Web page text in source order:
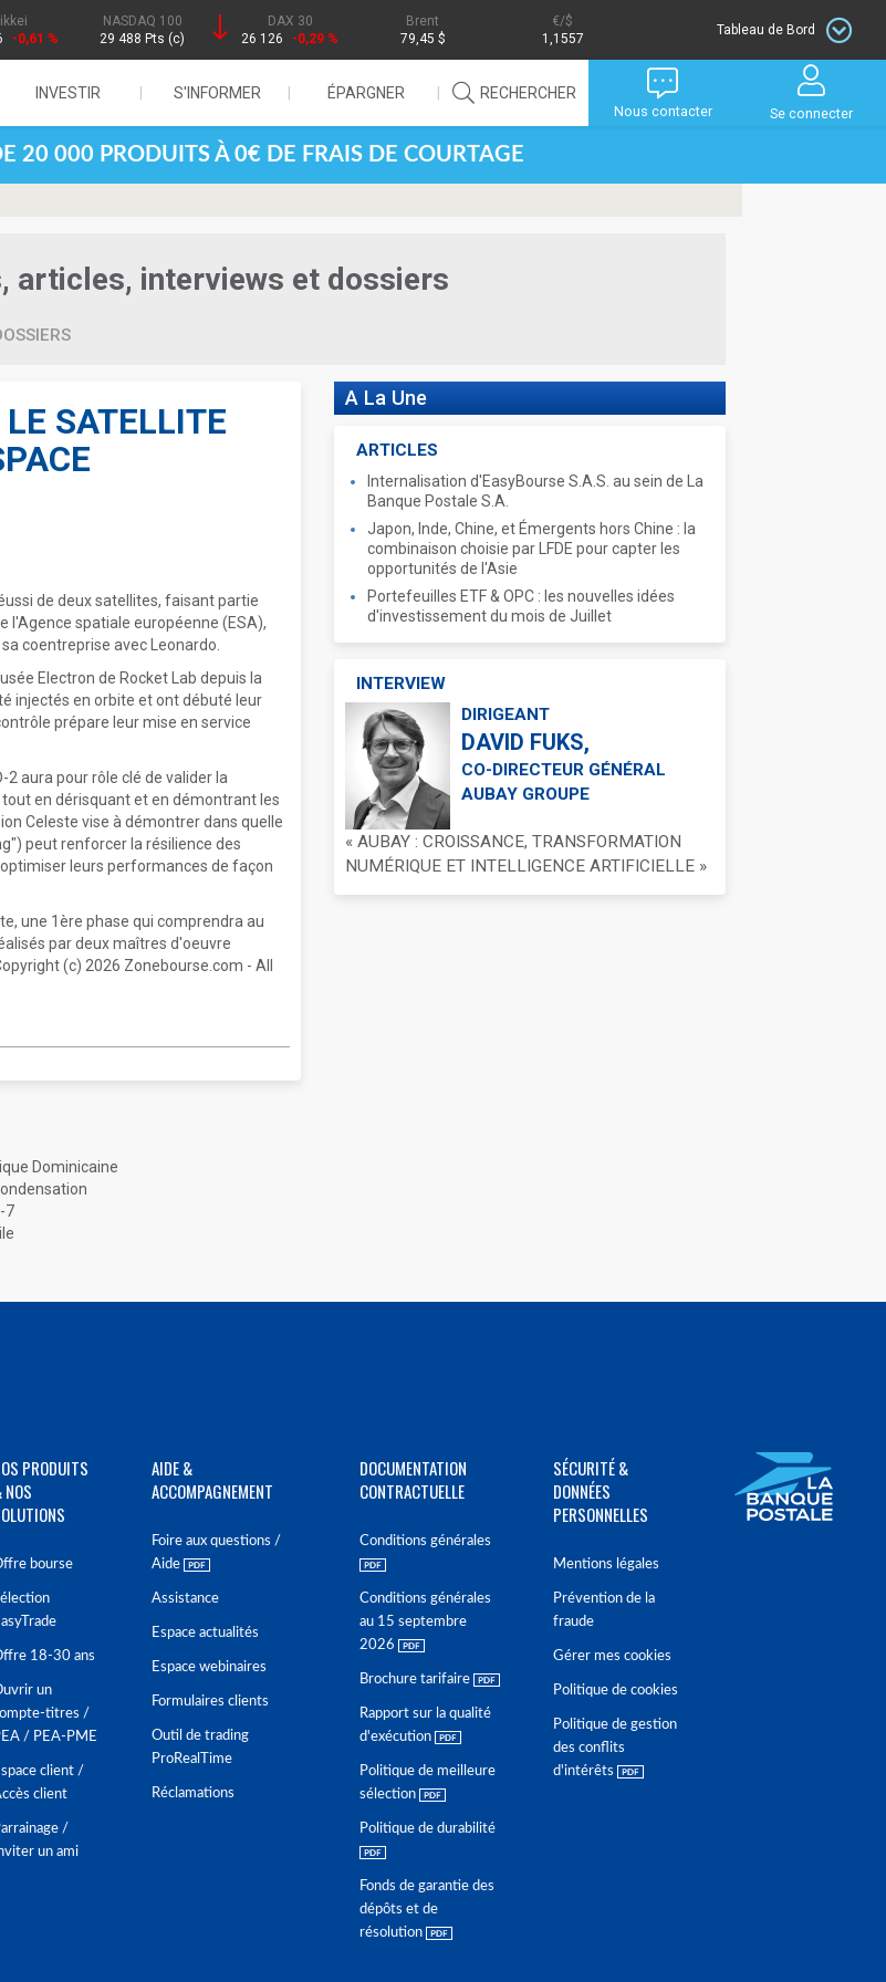
-0,61 %
NASDAQ 100
29 488 Pts (c)
DAX 30
26 126
-0,29 %
Brent
79,45 $
/$
1,1557
Tableau de Bord
INVESTIR S'INFORMER ÉPARGNER RECHERCHER
Nous contacter Se connecter
20 000 PRODUITS À 0€ DE FRAIS DE COURTAGE
articles, interviews et dossiers
SATELLITE
de deux satellites, faisant partie
l'Agence spatiale européenne (ESA),
coentreprise avec Leonardo.
Electron de Rocket Lab depuis la
injectés en orbite et ont débuté leur
prépare leur mise en service
aura pour rôle clé de valider la
en dérisquant et en démontrant les
Celeste vise à démontrer dans quelle
peut renforcer la résilience des
leurs performances de façon
une 1ère phase qui comprendra au
par deux maîtres d'oeuvre
(c) 2026 Zonebourse.com - All
Dominicaine
7
A La Une
ARTICLES
Internalisation d'EasyBourse S.A.S. au sein de La
Banque Postale S.A.
Japon, Inde, Chine, et Émergents hors Chine : la
combinaison choisie par LFDE pour capter les
opportunités de l'Asie
Portefeuilles ETF & OPC : les nouvelles idées
d'investissement du mois de Juillet
INTERVIEW
DIRIGEANT
DAVID FUKS,
CO-DIRECTEUR GÉNÉRAL
AUBAY GROUPE
« AUBAY : CROISSANCE, TRANSFORMATION
NUMÉRIQUE ET INTELLIGENCE ARTIFICIELLE »
PRODUITS
NOS
bourse
18-30 ans
un
titres /
/ PEA-PME
client /
client
/
un ami
AIDE &
ACCOMPAGNEMENT
Foire aux questions /
Aide
Assistance
Espace actualités
Espace webinaires
Formulaires clients
Outil de trading
ProRealTime
Réclamations
DOCUMENTATION
CONTRACTUELLE
Conditions générales
Conditions générales
au 15 septembre
2026
Brochure tarifaire
Rapport sur la qualité
d'exécution
Politique de meilleure
sélection
Politique de durabilité
Fonds de garantie des
dépôts et de
résolution
SÉCURITÉ &
DONNÉES
PERSONNELLES
Mentions légales
Prévention de la
fraude
Gérer mes cookies
Politique de cookies
Politique de gestion
des conflits
d'intérêts